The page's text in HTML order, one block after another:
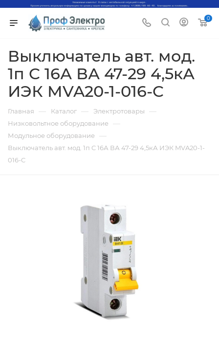
0
Выключатель авт. мод.
1п C 16А ВА 47-29 4,5кА
ИЭК MVA20-1-016-C
Главная — Каталог — Электротовары —
Низковольтное оборудование —
Модульное оборудование —
Выключатель авт. мод. 1п C 16А ВА 47-29 4,5кА ИЭК MVA20-1-
016-C